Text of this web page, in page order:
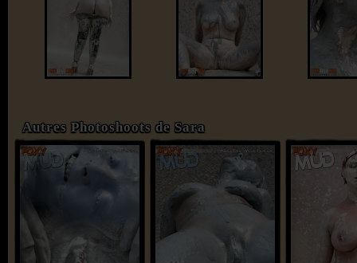
Autres Photoshoots de Sara